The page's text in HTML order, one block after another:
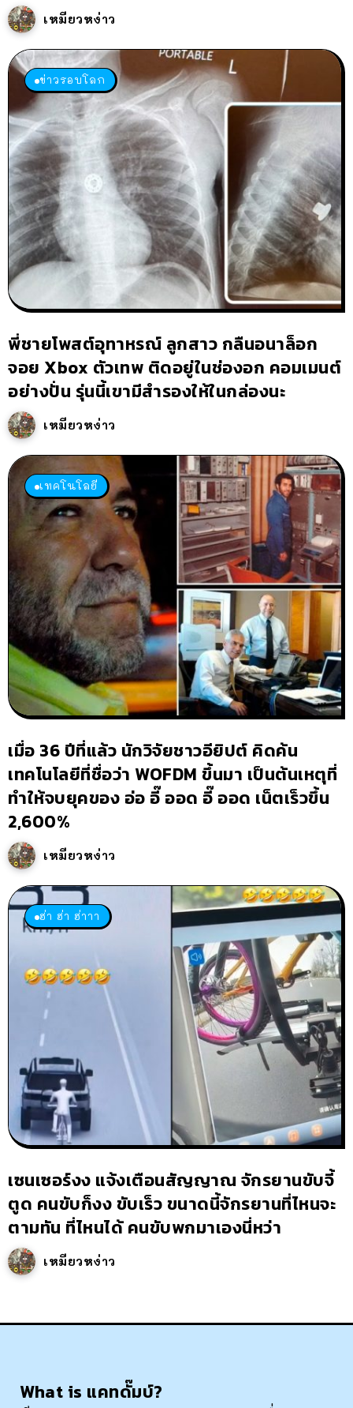
เหมียวหง่าว
ข่าวรอบโลก
พี่ชายโพสต์อุทาหรณ์ ลูกสาว กลืนอนาล็อก
จอย Xbox ตัวเทพ ติดอยู่ในช่องอก คอมเมนต์
อย่างปั่น รุ่นนี้เขามีสำรองให้ในกล่องนะ
เหมียวหง่าว
เทคโนโลยี
เมื่อ 36 ปีที่แล้ว นักวิจัยชาวอียิปต์ คิดค้น
เทคโนโลยีที่ชื่อว่า WOFDM ขึ้นมา เป็นต้นเหตุที่
ทำให้จบยุคของ อ่อ อี๊ ออด อี๊ ออด เน็ตเร็วขึ้น
2,600%
เหมียวหง่าว
ฮ่า ฮ่า ฮ่าาา
เซนเซอร์งง แจ้งเตือนสัญญาณ จักรยานขับจี้
ตูด คนขับก็งง ขับเร็ว ขนาดนี้จักรยานที่ไหนจะ
ตามทัน ที่ไหนได้ คนขับพกมาเองนี่หว่า
เหมียวหง่าว
What is แคทดั๊มบ์?